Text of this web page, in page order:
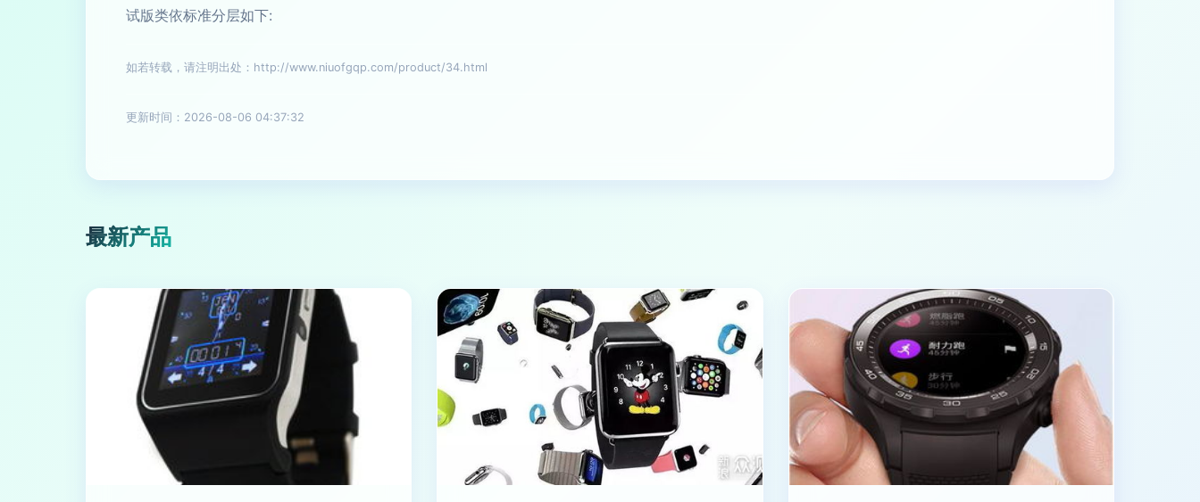
试版类依标准分层如下:
如若转载，请注明出处：http://www.niuofgqp.com/product/34.html
更新时间：2026-08-06 04:37:32
最新产品